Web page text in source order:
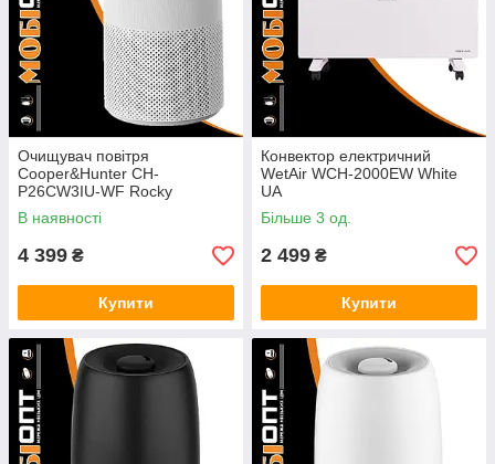
Очищувач повітря
Cooper&Hunter CH-
P26CW3IU-WF Rocky
Mountains Piedmont White UA
В наявності
4 399 ₴
Купити
Конвектор електричний
WetAir WCH-2000EW White
UA
Більше 3 од.
2 499 ₴
Купити